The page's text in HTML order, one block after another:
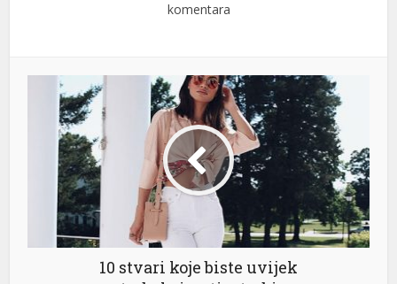
komentara
10 stvari koje biste uvijek